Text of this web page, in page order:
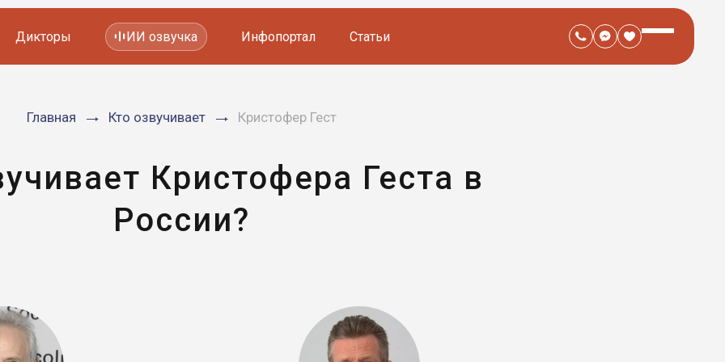
Мультфильмов
Дикторы ИИ озвучка Инфопортал Статьи
Главная Кто озвучивает Кристофер Гест
Кристофера Геста в
России?